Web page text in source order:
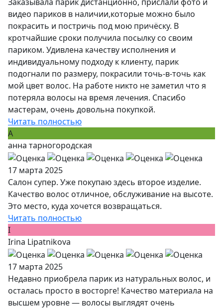
видео париков в наличии,которые можно было
покрасить и постричь под мою причёску. В
кротчайшие сроки получила посылку со своим
париком. Удивлена качеству исполнения и
индивидуальному подходу к клиенту, парик
подогнали по размеру, покрасили точь-в-точь как
мой цвет волос. На работе никто не заметил что я
потеряла волосы на время лечения. Спасибо
мастерам, очень довольна покупкой.
Читать полностью
А
анна тарногородская
17 марта 2025
Салон супер. Уже покупаю здесь второе изделие.
Качество волос отличное, обслуживание на высоте.
Это место, куда хочется возвращаться.
Читать полностью
I
Irina Lipatnikova
17 марта 2025
Недавно приобрела парик из натуральных волос, и
осталась просто в восторге! Качество материала на
высшем уровне — волосы выглядят очень